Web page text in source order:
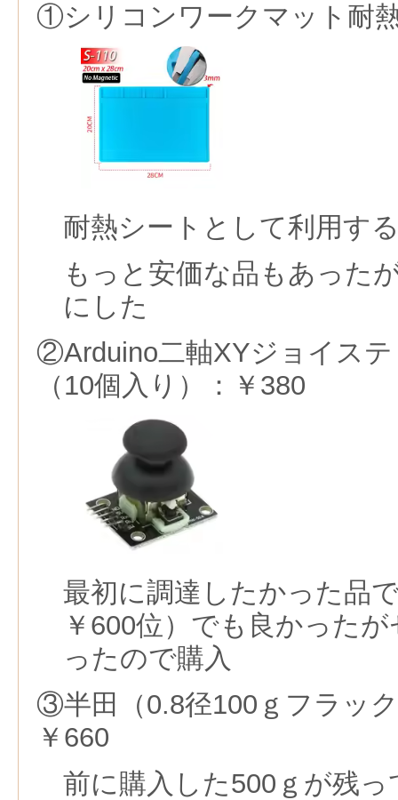
①シリコンワークマット耐
耐熱シートとして利用す
もっと安価な品もあった
にした
②Arduino二軸XYジョイス
（10個入り）：￥380
最初に調達したかった品
￥600位）でも良かった
ったので購入
③半田（0.8径100ｇフラッ
￥660
前に購入した500ｇが残